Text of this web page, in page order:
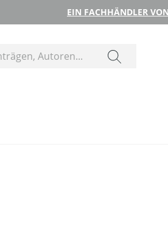
EIN FACHHÄNDLER